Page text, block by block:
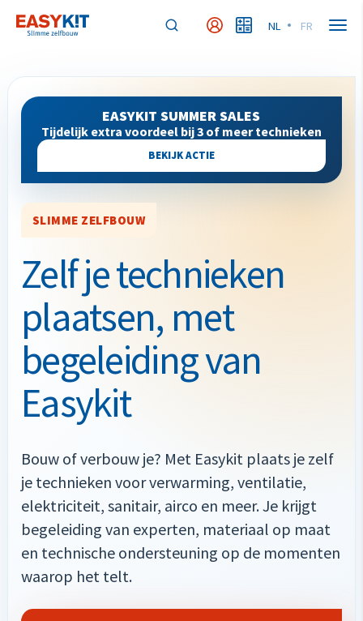
MyEasykitMyBudget
NL FR
EASYKIT SUMMER SALES
Tijdelijk extra voordeel bij 3 of meer technieken
BEKIJK ACTIE
SLIMME ZELFBOUW
Zelf je technieken
plaatsen, met
begeleiding van
Easykit
Bouw of verbouw je? Met Easykit plaats je zelf
je technieken voor verwarming, ventilatie,
elektriciteit, sanitair, airco en meer. Je krijgt
begeleiding van experten, materiaal op maat
en technische ondersteuning op de momenten
waarop het telt.